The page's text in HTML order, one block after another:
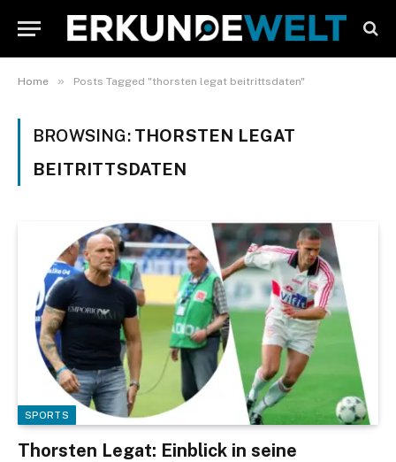
Home » Posts Tagged "thorsten legat beitrittsdaten"
BROWSING: THORSTEN LEGAT
BEITRITTSDATEN
SPORTS
Thorsten Legat: Einblick in seine